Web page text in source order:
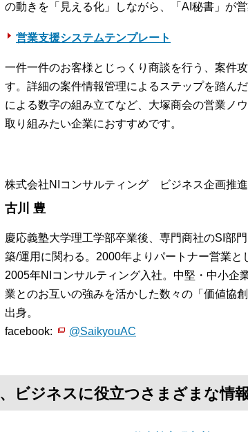
の動きを「見える化」しながら、「AI秘書」が
営業支援システムテンプレート
一件一件のお客様とじっくり商談を行う、案件
す。詳細の案件情報管理によるステップを踏ん
による数字の組み立てなど、大塚商会の営業ノ
取り組みたい企業におすすめです。
株式会社NIコンサルティング ビジネス企画推
古川 豊
慶応義塾大学理工学部卒業後、専門商社のSI部
築/運用に関わる。2000年よりパートナー営業と
2005年NIコンサルティング入社。中堅・中小企
業とのお互いの強みを活かした数々の「価値協
出身。
facebook:
@SaikyouAC
ビジネスに役立つさまざまな情